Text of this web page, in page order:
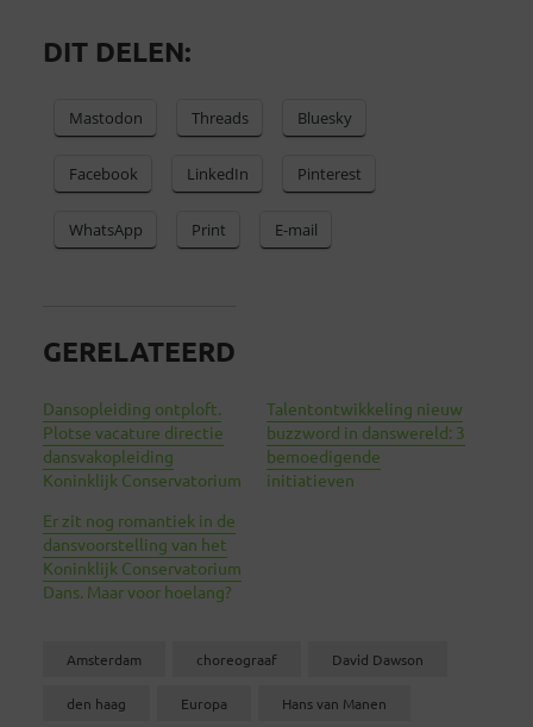
DIT DELEN:
Mastodon Threads Bluesky
Facebook LinkedIn Pinterest
WhatsApp Print E-mail
GERELATEERD
Dansopleiding ontploft.
Plotse vacature directie
dansvakopleiding
Koninklijk Conservatorium
Talentontwikkeling nieuw
buzzword in danswereld: 3
bemoedigende
initiatieven
Er zit nog romantiek in de
dansvoorstelling van het
Koninklijk Conservatorium
Dans. Maar voor hoelang?
Amsterdam choreograaf David Dawson
den haag Europa Hans van Manen